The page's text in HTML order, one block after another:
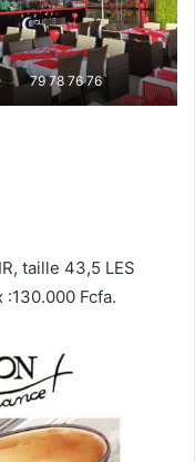
79 78 76 76
taille 43,5 LES
:130.000 Fcfa.